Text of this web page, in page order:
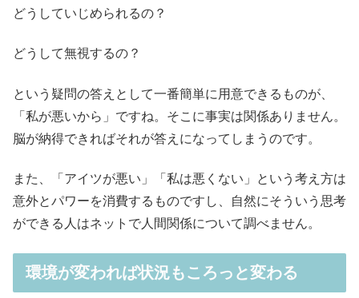
どうしていじめられるの？
どうして無視するの？
という疑問の答えとして一番簡単に用意できるものが、
「私が悪いから」ですね。そこに事実は関係ありません。
脳が納得できればそれが答えになってしまうのです。
また、「アイツが悪い」「私は悪くない」という考え方は
意外とパワーを消費するものですし、自然にそういう思考
ができる人はネットで人間関係について調べません。
環境が変われば状況もころっと変わる